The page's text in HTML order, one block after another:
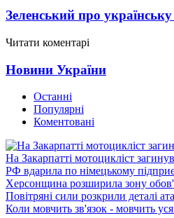
Зеленський про
Читати коментарі
Новини України
Останні
Популярні
Коментовані
На Закарпатті мотоцикліст
РФ вдарила по німецькому
Херсонщина розширила зону
Повітряні сили розкрили деталі
Коли мовчить зв'язок - мовчить